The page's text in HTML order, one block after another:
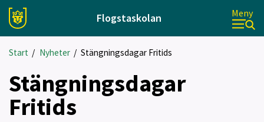
Flogstaskolan Meny
Start / Nyheter/ Stängningsdagar Fritids
Stängningsdagar
Fritids